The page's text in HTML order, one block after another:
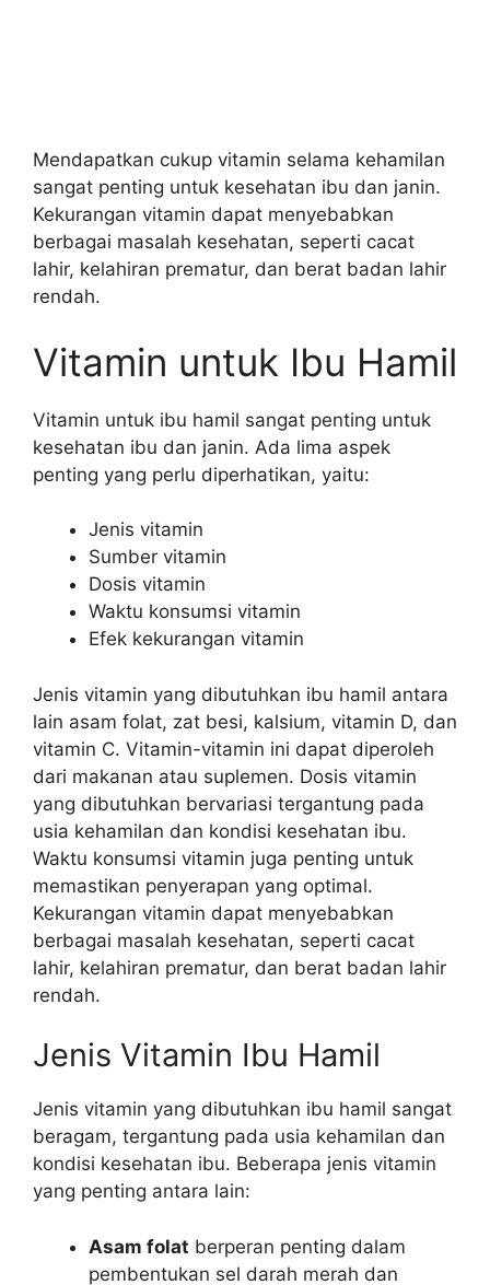
Mendapatkan cukup vitamin selama kehamilan
sangat penting untuk kesehatan ibu dan janin.
Kekurangan vitamin dapat menyebabkan
berbagai masalah kesehatan, seperti cacat
lahir, kelahiran prematur, dan berat badan lahir
rendah.
Vitamin untuk Ibu Hamil
Vitamin untuk ibu hamil sangat penting untuk
kesehatan ibu dan janin. Ada lima aspek
penting yang perlu diperhatikan, yaitu:
Jenis vitamin
Sumber vitamin
Dosis vitamin
Waktu konsumsi vitamin
Efek kekurangan vitamin
Jenis vitamin yang dibutuhkan ibu hamil antara
lain asam folat, zat besi, kalsium, vitamin D, dan
vitamin C. Vitamin-vitamin ini dapat diperoleh
dari makanan atau suplemen. Dosis vitamin
yang dibutuhkan bervariasi tergantung pada
usia kehamilan dan kondisi kesehatan ibu.
Waktu konsumsi vitamin juga penting untuk
memastikan penyerapan yang optimal.
Kekurangan vitamin dapat menyebabkan
berbagai masalah kesehatan, seperti cacat
lahir, kelahiran prematur, dan berat badan lahir
rendah.
Jenis Vitamin Ibu Hamil
Jenis vitamin yang dibutuhkan ibu hamil sangat
beragam, tergantung pada usia kehamilan dan
kondisi kesehatan ibu. Beberapa jenis vitamin
yang penting antara lain:
Asam folat berperan penting dalam
pembentukan sel darah merah dan